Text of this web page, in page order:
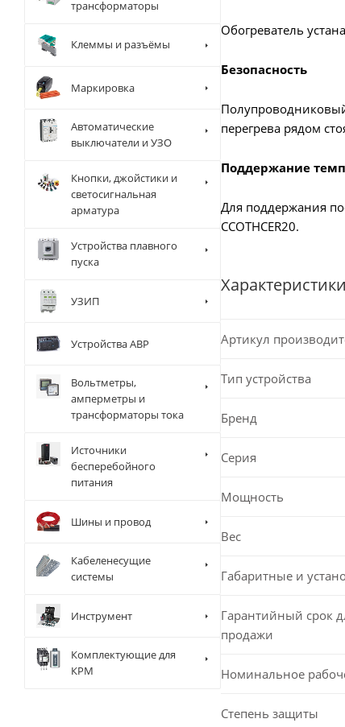
Обогреватель
Безопасность
перегрева рядом
Поддержание
Для поддержания
CCOTHCER20.
Характеристики
Артикул
Тип устройства
Бренд
Серия
Мощность
Вес
Габаритные и
Гарантийный срок
продажи
Номинальное
Степень защиты
трансформаторы
Клеммы и разъёмы
Маркировка
Автоматические
выключатели и УЗО
Кнопки, джойстики и
светосигнальная
арматура
Устройства плавного
пуска
УЗИП
Устройства АВР
Вольтметры,
амперметры и
трансформаторы тока
Источники
бесперебойного
питания
Шины и провод
Кабеленесущие
системы
Инструмент
Комплектующие для
КРМ